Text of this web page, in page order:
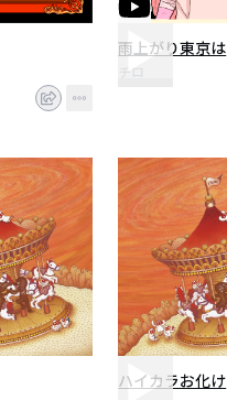
雨上がり東京は
チロ
ハイカラお化け